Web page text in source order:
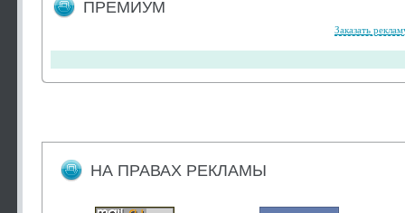
ПРЕМИУМ
Заказать
НА ПРАВАХ РЕКЛАМЫ